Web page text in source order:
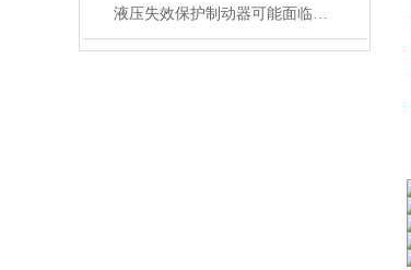
液压失效保护制动器可能面临的处境